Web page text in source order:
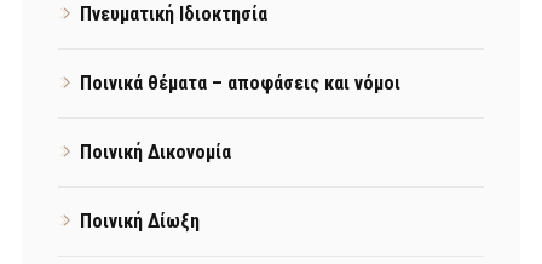
Πνευματική Ιδιοκτησία
Ποινικά θέματα – αποφάσεις και νόμοι
Ποινική Δικονομία
Ποινική Δίωξη